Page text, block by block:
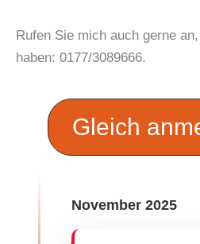
Rufen Sie mich auch gerne
haben: 0177/3089666.
Gleich
November 2025